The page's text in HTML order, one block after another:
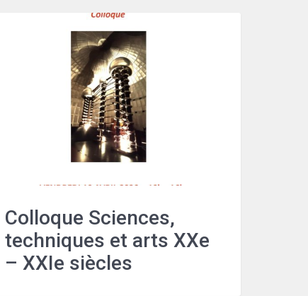
Colloque Sciences,
techniques et arts XXe
– XXIe siècles